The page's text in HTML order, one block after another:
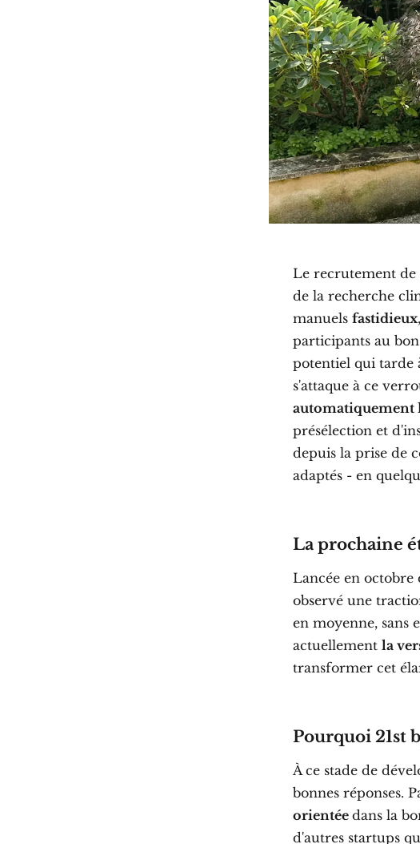
Le recrutement de
de la recherche
manuels fastidieux
participants au
potentiel qui tarde
s'attaque à ce
automatiquement
présélection et
depuis la prise de
adaptés - en
La prochaine
Lancée en octobre
observé une
en moyenne, sans
actuellement la
transformer cet
Pourquoi 21st
À ce stade de
bonnes réponses.
orientée dans la
d'autres startups